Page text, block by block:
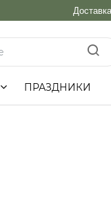
Доставка
ПРАЗДНИКИ